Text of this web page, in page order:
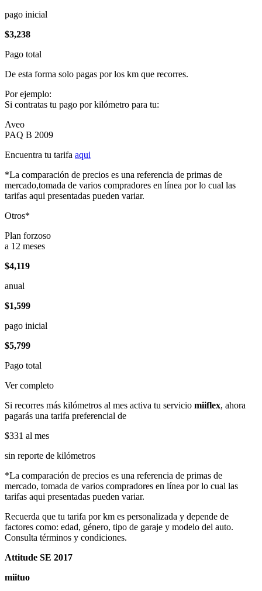
pago inicial
$3,238
Pago total
De esta forma solo pagas por los km que recorres.
Por ejemplo:
Si contratas tu pago por kilómetro para tu:
Aveo
PAQ B 2009
Encuentra tu tarifa aqui
*La comparación de precios es una referencia de primas de
mercado,tomada de varios compradores en línea por lo cual las
tarifas aqui presentadas pueden variar.
Otros*
Plan forzoso
a 12 meses
$4,119
anual
$1,599
pago inicial
$5,799
Pago total
Ver completo
Si recorres más kilómetros al mes activa tu servicio miiflex, ahora
pagarás una tarifa preferencial de
$331 al mes
sin reporte de kilómetros
*La comparación de precios es una referencia de primas de
mercado, tomada de varios compradores en línea por lo cual las
tarifas aqui presentadas pueden variar.
Recuerda que tu tarifa por km es personalizada y depende de
factores como: edad, género, tipo de garaje y modelo del auto.
Consulta términos y condiciones.
Attitude SE 2017
miituo